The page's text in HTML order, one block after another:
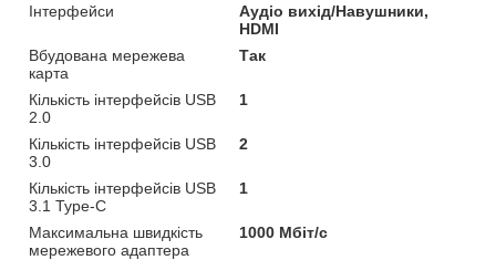
Інтерфейси
Аудіо вихід/Навушники,
HDMI
Вбудована мережева
карта
Так
Кількість інтерфейсів USB
2.0
1
Кількість інтерфейсів USB
3.0
2
Кількість інтерфейсів USB
3.1 Type-C
1
Максимальна швидкість
мережевого адаптера
1000 Мбіт/с